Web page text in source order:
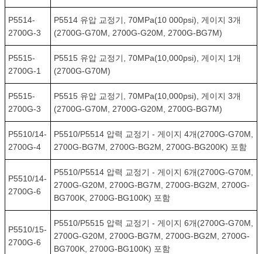
P5514-
2700G-3
P5514 유압 교정기, 70MPa(10 000psi), 게이지 3개
(2700G-G70M, 2700G-G20M, 2700G-BG7M)
P5515-
2700G-1
P5515 유압 교정기, 70MPa(10,000psi), 게이지 1개
(2700G-G70M)
P5515-
2700G-3
P5515 유압 교정기, 70MPa(10,000psi), 게이지 3개
(2700G-G70M, 2700G-G20M, 2700G-BG7M)
P5510/14-
2700G-4
P5510/P5514 압력 교정기 - 게이지 4개(2700G-G70M,
2700G-BG7M, 2700G-BG2M, 2700G-BG200K) 포함
P5510/14-
2700G-6
P5510/P5514 압력 교정기 - 게이지 6개(2700G-G70M,
2700G-G20M, 2700G-BG7M, 2700G-BG2M, 2700G-
BG700K, 2700G-BG100K) 포함
P5510/15-
2700G-6
P5510/P5515 압력 교정기 - 게이지 6개(2700G-G70M,
2700G-G20M, 2700G-BG7M, 2700G-BG2M, 2700G-
BG700K, 2700G-BG100K) 포함